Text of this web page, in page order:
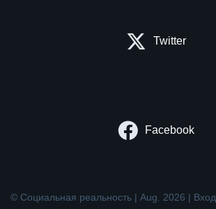
Twitter
Facebook
© Социальная реальность | Aug. 2026 | Вход